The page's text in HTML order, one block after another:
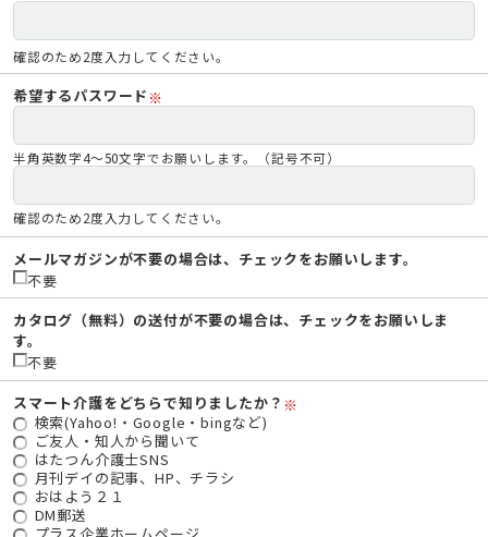
確認のため2度入力してください。
希望するパスワード ※
半角英数字4～50文字でお願いします。（記号不可）
確認のため2度入力してください。
メールマガジンが不要の場合は、チェックをお願いします。
不要
カタログ（無料）の送付が不要の場合は、チェックをお願いしま
す。
不要
スマート介護をどちらで知りましたか？ ※
検索(Yahoo!・Google・bingなど)
ご友人・知人から聞いて
はたつん介護士SNS
月刊デイの記事、HP、チラシ
おはよう２１
DM郵送